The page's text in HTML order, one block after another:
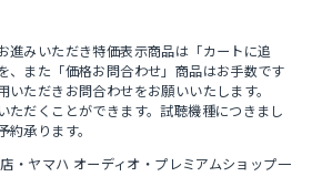
みいただき特価表示商品は「カートに追
、また「価格お問合わせ」商品はお手数です
ただきお問合わせをお願いいたします。
だくことができます。試聴機種につきまし
承ります。
・ヤマハ オーディオ・プレミアムショップ一